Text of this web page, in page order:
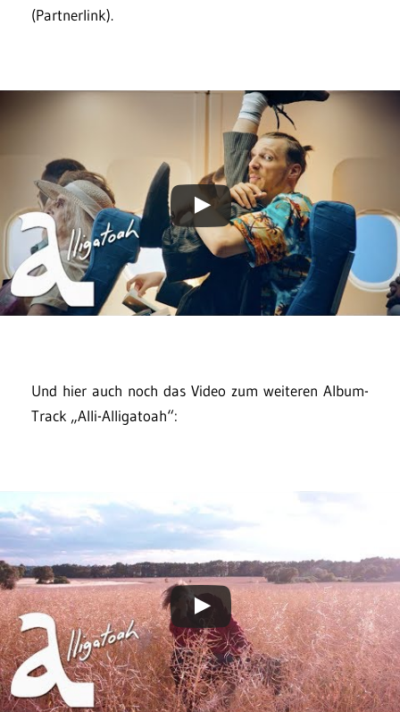
(Partnerlink).
Und hier auch noch das Video zum weiteren Album-
Track „Alli-Alligatoah“: